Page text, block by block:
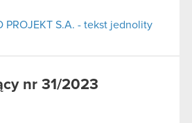
PROJEKT S.A. - tekst jednolity
nr 31/2023